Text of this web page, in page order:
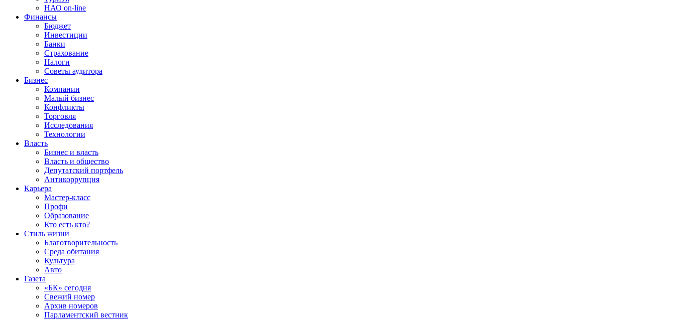
НАО on-line
Финансы
Бюджет
Инвестиции
Банки
Страхование
Налоги
Советы аудитора
Бизнес
Компании
Малый бизнес
Конфликты
Торговля
Исследования
Технологии
Власть
Бизнес и власть
Власть и общество
Депутатский портфель
Антикоррупция
Карьера
Мастер-класс
Профи
Образование
Кто есть кто?
Стиль жизни
Благотворительность
Среда обитания
Культура
Авто
Газета
«БК» сегодня
Свежий номер
Архив номеров
Парламентский вестник